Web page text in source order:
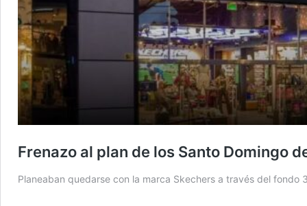
Frenazo al plan de los Santo Domingo
Planeaban quedarse con la marca Skechers a través del fondo